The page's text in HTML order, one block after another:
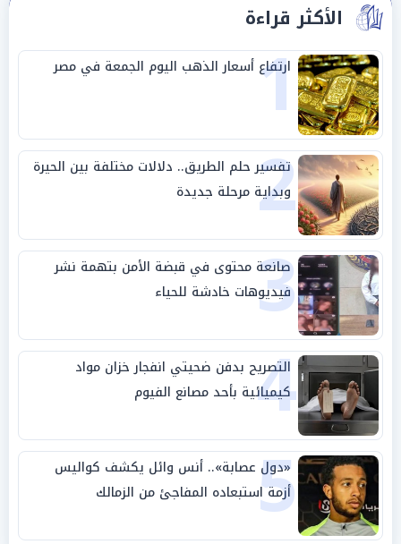
الأكثر قراءة
1
ارتفاع أسعار الذهب اليوم الجمعة في مصر
2
تفسير حلم الطريق.. دلالات مختلفة بين الحيرة
وبداية مرحلة جديدة
3
صانعة محتوى في قبضة الأمن بتهمة نشر
فيديوهات خادشة للحياء
4
التصريح بدفن ضحيتي انفجار خزان مواد
كيميائية بأحد مصانع الفيوم
5
«دول عصابة».. أنس وائل يكشف كواليس
أزمة استبعاده المفاجئ من الزمالك